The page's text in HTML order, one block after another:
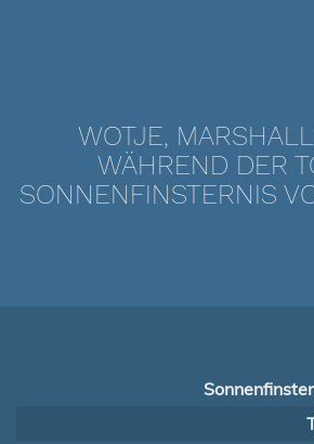
WOTJE,
WÄHREND DER
SONNENFINSTERNIS